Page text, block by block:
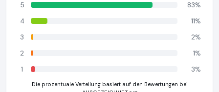
5
83%
4
11%
3
2%
2
1%
1
3%
Die prozentuale Verteilung basiert auf den Bewertungen bei